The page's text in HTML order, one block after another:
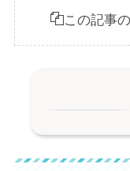
この記事
2. 土砂災害警